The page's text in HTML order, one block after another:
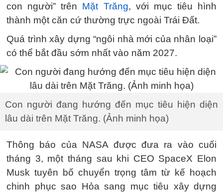
con người” trên Mặt Trăng, với mục tiêu hình
thành một căn cứ thường trực ngoài Trái Đất.
Quá trình xây dựng “ngôi nhà mới của nhân loại”
có thể bắt đầu sớm nhất vào năm 2027.
Con người đang hướng đến mục tiêu hiện diện
lâu dài trên Mặt Trăng. (Ảnh minh họa)
Thông báo của NASA được đưa ra vào cuối
tháng 3, một tháng sau khi CEO SpaceX Elon
Musk tuyên bố chuyển trọng tâm từ kế hoạch
chinh phục sao Hỏa sang mục tiêu xây dựng